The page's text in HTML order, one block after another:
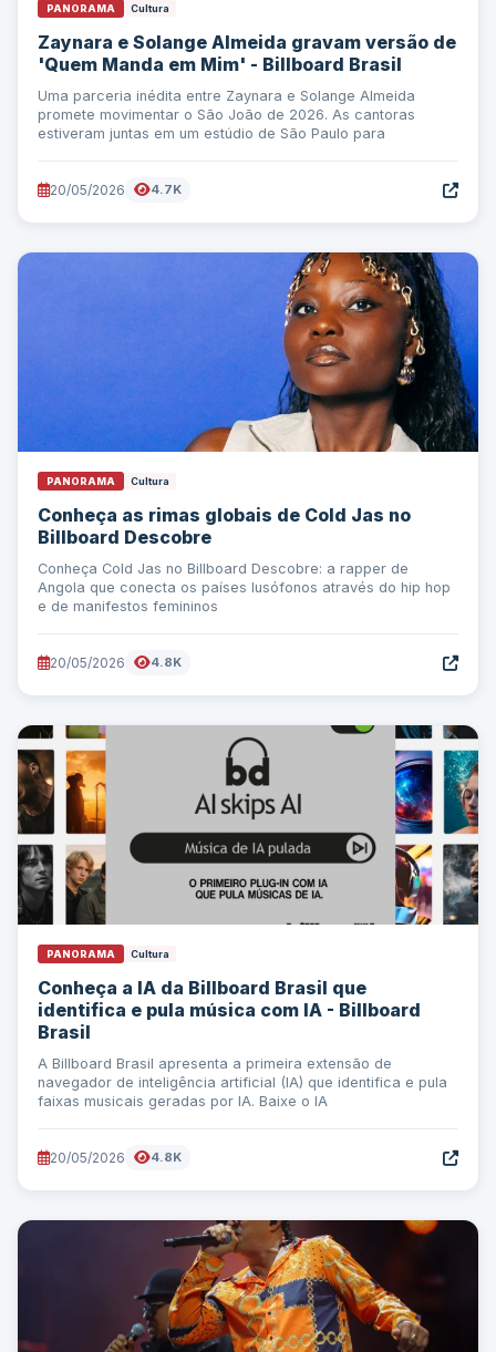
PANORAMA Cultura
Zaynara e Solange Almeida gravam versão de
'Quem Manda em Mim' - Billboard Brasil
Uma parceria inédita entre Zaynara e Solange Almeida
promete movimentar o São João de 2026. As cantoras
estiveram juntas em um estúdio de São Paulo para
20/05/2026 4.7K
PANORAMA Cultura
Conheça as rimas globais de Cold Jas no
Billboard Descobre
Conheça Cold Jas no Billboard Descobre: a rapper de
Angola que conecta os países lusófonos através do hip hop
e de manifestos femininos
20/05/2026 4.8K
PANORAMA Cultura
Conheça a IA da Billboard Brasil que
identifica e pula música com IA - Billboard
Brasil
A Billboard Brasil apresenta a primeira extensão de
navegador de inteligência artificial (IA) que identifica e pula
faixas musicais geradas por IA. Baixe o IA
20/05/2026 4.8K